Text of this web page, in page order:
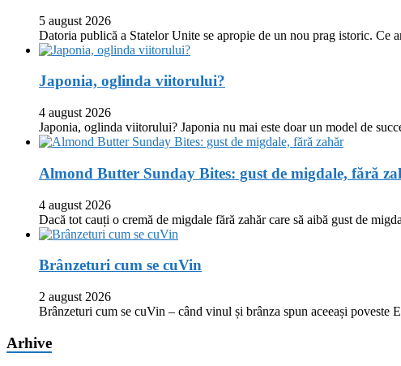
5 august 2026
Datoria publică a Statelor Unite se apropie de un nou prag istoric. Ce
Japonia, oglinda viitorului?
4 august 2026
Japonia, oglinda viitorului? Japonia nu mai este doar un model de
Almond Butter Sunday Bites: gust de migdale, fără
4 august 2026
Dacă tot cauți o cremă de migdale fără zahăr care să aibă gust de
Brânzeturi cum se cuVin
2 august 2026
Brânzeturi cum se cuVin – când vinul și brânza spun aceeași poveste
Arhive